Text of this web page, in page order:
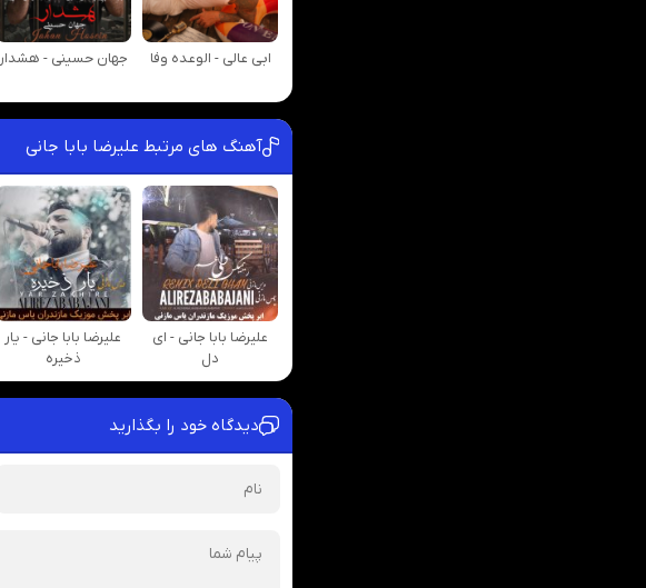
ابی عالی - الوعده وفا جهان حسینی - هشدار
آهنگ های مرتبط علیرضا بابا جانی
علیرضا بابا جانی - ای
دل
علیرضا بابا جانی - یار
ذخیره
دیدگاه خود را بگذارید